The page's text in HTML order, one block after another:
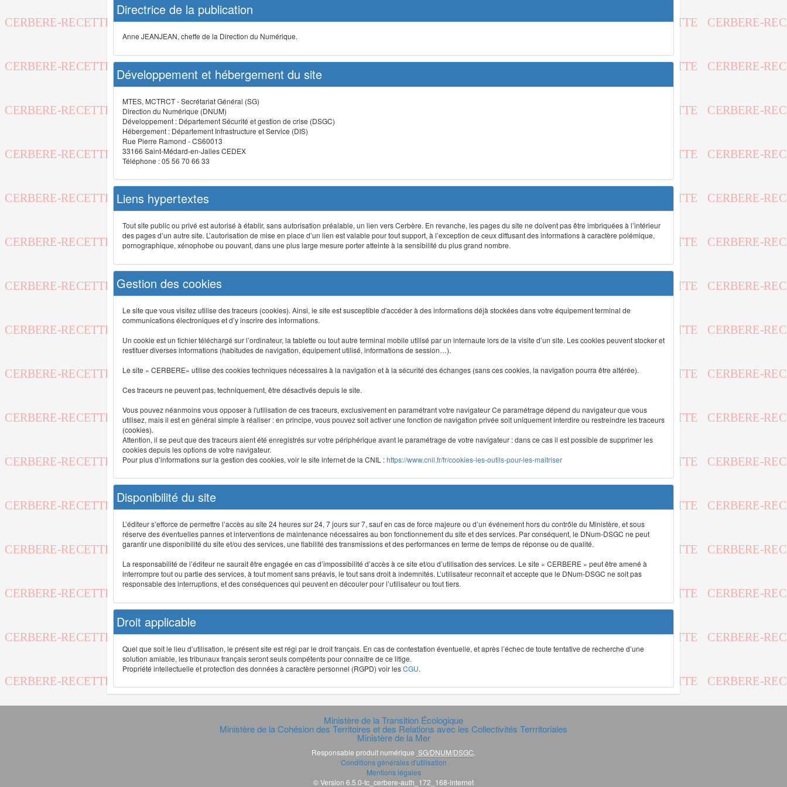
Directrice de la publication
Anne JEANJEAN, cheffe de la Direction du Numérique.
Développement et hébergement du site
MTES, MCTRCT - Secrétariat Général (SG)
Direction du Numérique (DNUM)
Développement : Département Sécurité et gestion de crise (DSGC)
Hébergement : Département Infrastructure et Service (DIS)
Rue Pierre Ramond - CS60013
33166 Saint-Médard-en-Jalles CEDEX
Téléphone : 05 56 70 66 33
Liens hypertextes
Tout site public ou privé est autorisé à établir, sans autorisation préalable, un lien vers Cerbère. En revanche, les pages du site ne doivent pas être imbriquées à l’intérieur
des pages d’un autre site. L’autorisation de mise en place d’un lien est valable pour tout support, à l’exception de ceux diffusant des informations à caractère polémique,
pornographique, xénophobe ou pouvant, dans une plus large mesure porter atteinte à la sensibilité du plus grand nombre.
Gestion des cookies
Le site que vous visitez utilise des traceurs (cookies). Ainsi, le site est susceptible d'accéder à des informations déjà stockées dans votre équipement terminal de
communications électroniques et d’y inscrire des informations.
Un cookie est un fichier téléchargé sur l’ordinateur, la tablette ou tout autre terminal mobile utilisé par un internaute lors de la visite d’un site. Les cookies peuvent stocker et
restituer diverses informations (habitudes de navigation, équipement utilisé, informations de session…).
Le site « CERBERE» utilise des cookies techniques nécessaires à la navigation et à la sécurité des échanges (sans ces cookies, la navigation pourra être altérée).
Ces traceurs ne peuvent pas, techniquement, être désactivés depuis le site.
Vous pouvez néanmoins vous opposer à l'utilisation de ces traceurs, exclusivement en paramétrant votre navigateur Ce paramétrage dépend du navigateur que vous
utilisez, mais il est en général simple à réaliser : en principe, vous pouvez soit activer une fonction de navigation privée soit uniquement interdire ou restreindre les traceurs
(cookies).
Attention, il se peut que des traceurs aient été enregistrés sur votre périphérique avant le paramétrage de votre navigateur : dans ce cas il est possible de supprimer les
cookies depuis les options de votre navigateur.
Pour plus d’informations sur la gestion des cookies, voir le site internet de la CNIL :https://www.cnil.fr/fr/cookies-les-outils-pour-les-maitriser
Disponibilité du site
L’éditeur s’efforce de permettre l’accès au site 24 heures sur 24, 7 jours sur 7, sauf en cas de force majeure ou d’un événement hors du contrôle du Ministère, et sous
réserve des éventuelles pannes et interventions de maintenance nécessaires au bon fonctionnement du site et des services. Par conséquent, le DNum-DSGC ne peut
garantir une disponibilité du site et/ou des services, une fiabilité des transmissions et des performances en terme de temps de réponse ou de qualité.
La responsabilité de l’éditeur ne saurait être engagée en cas d’impossibilité d’accès à ce site et/ou d’utilisation des services. Le site « CERBERE » peut être amené à
interrompre tout ou partie des services, à tout moment sans préavis, le tout sans droit à indemnités. L’utilisateur reconnaît et accepte que le DNum-DSGC ne soit pas
responsable des interruptions, et des conséquences qui peuvent en découler pour l’utilisateur ou tout tiers.
Droit applicable
Quel que soit le lieu d’utilisation, le présent site est régi par le droit français. En cas de contestation éventuelle, et après l’échec de toute tentative de recherche d’une
solution amiable, les tribunaux français seront seuls compétents pour connaître de ce litige.
Propriété intellectuelle et protection des données à caractère personnel (RGPD) voir lesCGU.
Ministère de la Transition Écologique
Ministère de la Cohésion des Territoires et des Relations avec les Collectivités Terrritoriales
Ministère de la Mer
Responsable produit numérique SG/DNUM/DSGC
Conditions générales d'utilisation
Mentions légales
© Version 6.5.0-tc_cerbere-auth_172_168-internet